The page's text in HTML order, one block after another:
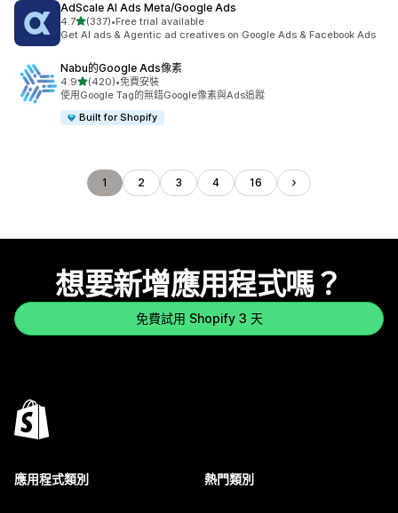
AdScale AI Ads Meta/Google Ads
4.7滿分 5 顆星
(337)
共有 337 則評價
•Free trial available
Get AI ads & Agentic ad creatives on Google Ads & Facebook Ads
Nabu的Google Ads像素
4.9滿分 5 顆星
(420)
共有 420 則評價
•免費安裝
使用Google Tag的無錯Google像素與Ads追蹤
Built for Shopify
1 2 3 4 16
想要新增應用程式嗎？
免費試用 Shopify 3 天
應用程式類別 熱門類別